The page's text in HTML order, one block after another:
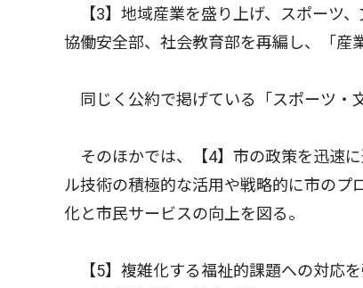
【3】地域産業を盛り上げ、スポーツ、
協働安全部、社会教育部を再編し、「産
同じく公約で掲げている「スポーツ・
そのほかでは、【4】市の政策を迅速
ル技術の積極的な活用や戦略的に市のプ
化と市民サービスの向上を図る。
【5】複雑化する福祉的課題への対応